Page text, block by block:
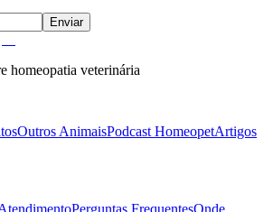
Enviar
homeopatia veterinária
Outros AnimaisPodcast HomeopetArtigos
Perguntas FrequentesOnde